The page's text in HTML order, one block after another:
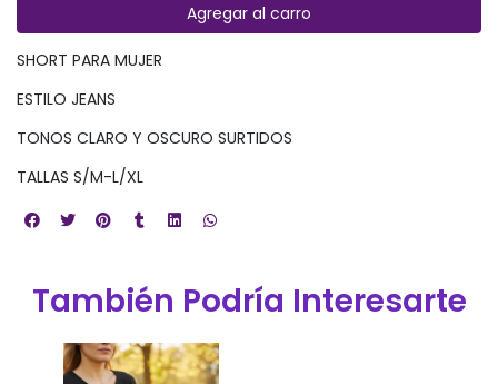
Agregar al carro
SHORT PARA MUJER
ESTILO JEANS
TONOS CLARO Y OSCURO SURTIDOS
TALLAS S/M-L/XL
También Podría Interesarte